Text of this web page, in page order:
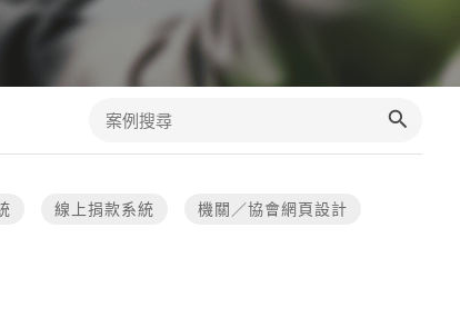
線上捐款系統 機關／協會網頁設計